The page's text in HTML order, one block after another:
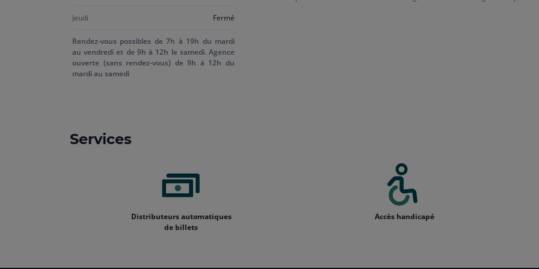
Jeudi Fermé
Rendez-vous possibles de 7h à 19h du mardi
au vendredi et de 9h à 12h le samedi. Agence
ouverte (sans rendez-vous) de 9h à 12h du
mardi au samedi
Services
Distributeurs automatiques
de billets
Accès handicapé